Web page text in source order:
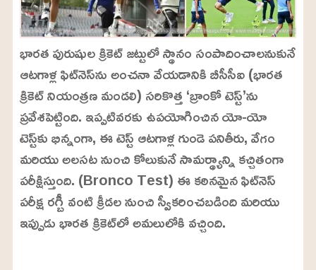
భారత పురుషుల క్రికెట్ జట్టులో స్థానం సంపాదించాలనుకునే
ఆటగాళ్ల ఫిట్‌నెస్‌ను అంచనా వేయడానికి బీసీసీఐ (భారత
క్రికెట్ నియంత్రణ మండలి) సరికొత్త ‘బ్రాంకో టెస్ట్’ను
ప్రవేశపెట్టింది. ఇప్పటివరకు ఉపయోగించిన యో-యో
టెస్ట్‌కు భిన్నంగా, ఈ టెస్ట్ ఆటగాళ్ల గుండె పనితీరు, వేగం
మరియు అలసట నుంచి కోలుకునే సామర్థ్యాన్ని కచ్చితంగా
పరీక్షిస్తుంది. (Bronco Test) ఈ కఠినమైన ఫిట్‌నెస్
పరీక్ష రగ్బీ వంటి క్రీడల నుంచి స్వీకరించబడింది మరియు
ఇప్పుడు భారత క్రికెట్‌లో అమలులోకి వచ్చింది.